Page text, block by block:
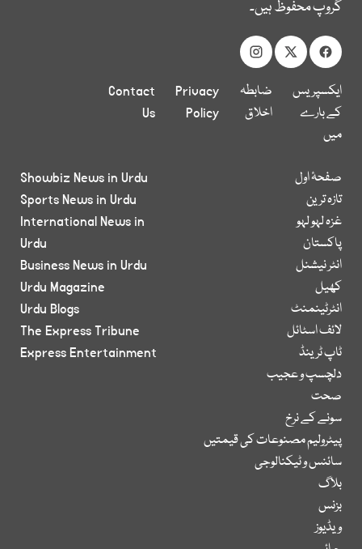
گروپ محفوظ ہیں۔
ایکسپریس
کے بارے
میں
ضابطہ
اخلاق
Privacy
Policy
Contact
Us
صفحۂ اول
تازہ ترین
غزہ لہو لہو
پاکستان
انٹر نیشنل
کھیل
انٹرٹینمنٹ
لائف اسٹائل
ٹاپ ٹرینڈ
دلچسپ و عجیب
صحت
سونے کے نرخ
پیٹرولیم مصنوعات کی قیمتیں
سائنس و ٹیکنالوجی
بلاگ
بزنس
ویڈیوز
Showbiz News in Urdu
Sports News in Urdu
International News in
Urdu
Business News in Urdu
Urdu Magazine
Urdu Blogs
The Express Tribune
Express Entertainment